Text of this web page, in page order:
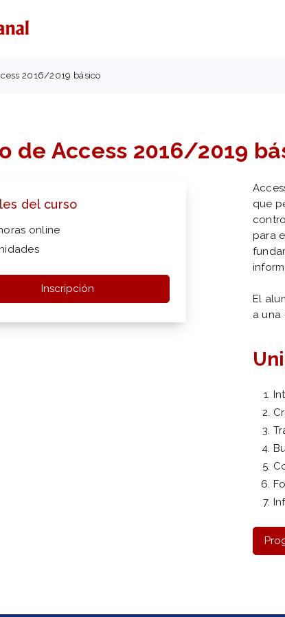
2016/2019 básico
de Access 2016/2019
del curso
online
Inscripción
que
para
El
a